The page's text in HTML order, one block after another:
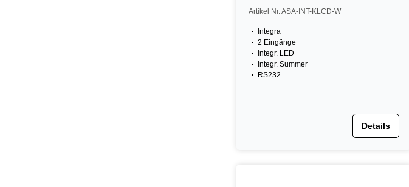
weiss
Artikel Nr. ASA-INT-KLCD-W
Integra
2 Eingänge
Integr. LED
Integr. Summer
RS232
Details